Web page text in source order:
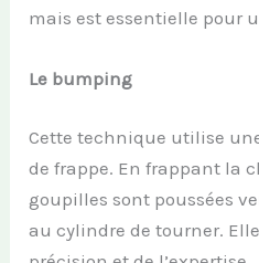
mais est essentielle pour
Le bumping
Cette technique utilise
de frappe. En frappant la
goupilles sont poussées
au cylindre de tourner.